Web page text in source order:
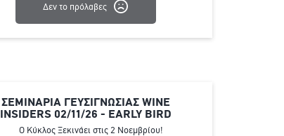
Δεν το πρόλαβες
ΣΕΜΙΝΑΡΙΑ ΓΕΥΣΙΓΝΩΣΙΑΣ WINE
INSIDERS 02/11/26 - EARLY BIRD
Ο Κύκλος Ξεκινάει στις 2 Νοεμβρίου!